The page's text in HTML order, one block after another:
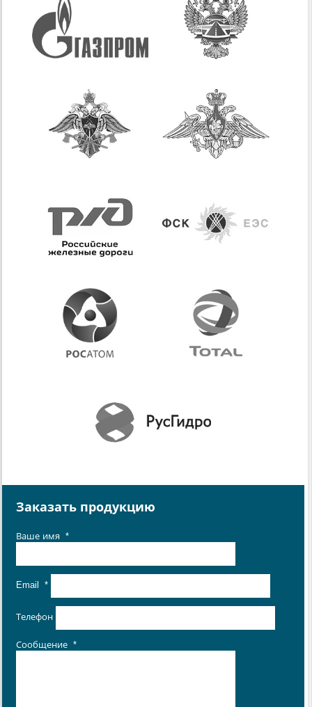
Заказать продукцию
Ваше имя *
Email *
Телефон
Сообщение *